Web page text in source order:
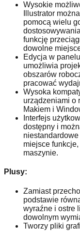
Wysokie
Illustrator
pomocą wielu
funkcję
dowolne
Edycja w
umożliwia
obszarów
pracować
Wysoka
urządzeniami o
Makiem i
Interfejs
dostępny i
miejsce
maszynie.
Plusy:
Zamiast
podstawie
wyraźne i ostre
dowolnym
Tworzy pliki